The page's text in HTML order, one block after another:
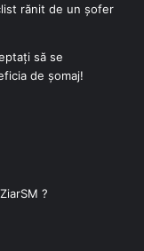
rănit de un șofer
să se
de șomaj!
?